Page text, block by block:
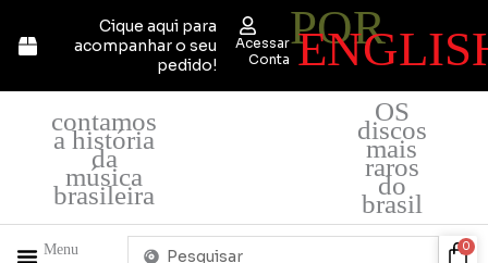
para
Cique aqui para
acompanhar o seu
pedido!
Acessar
Conta
POR
contamos
a história
da
música
brasileira
OS
discos
mais
raros
do
brasil
Menu
Pesquisar
0